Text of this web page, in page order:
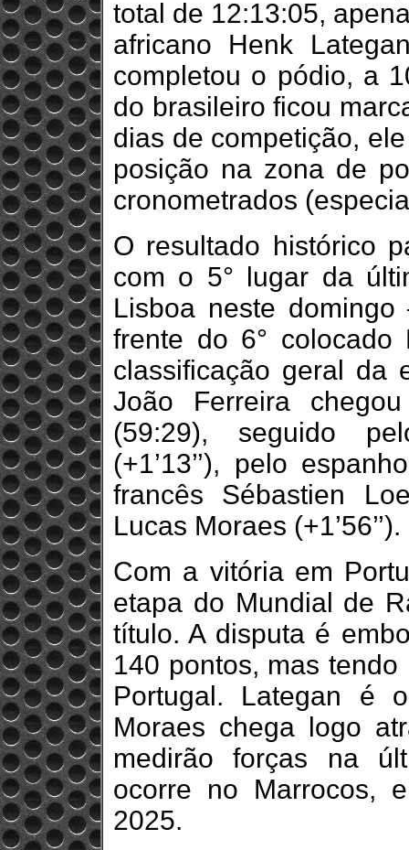
total de 12:13:05,
africano Henk
completou o pódio, a
do brasileiro ficou
dias de competição,
posição na zona de
cronometrados
O resultado histórico
com o 5° lugar da
Lisboa neste
frente do 6°
classificação geral da
João Ferreira
(59:29), seguido
(+1’13’’), pelo
francês Sébastien
Lucas Moraes (+1’56’’).
Com a vitória em
etapa do Mundial de
título. A disputa é
140 pontos, mas tendo
Portugal. Lategan é
Moraes chega logo
medirão forças na
ocorre no Marrocos,
2025.